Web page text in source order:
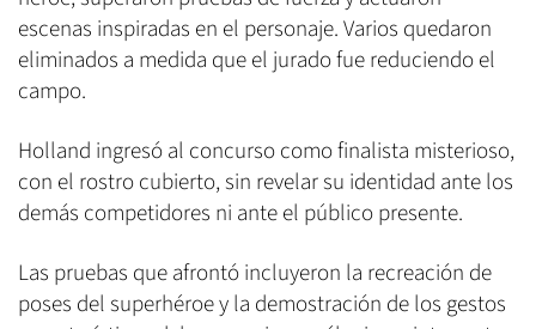
escenas inspiradas en el personaje. Varios quedaron
eliminados a medida que el jurado fue reduciendo el
campo.
Holland ingresó al concurso como finalista misterioso,
con el rostro cubierto, sin revelar su identidad ante los
demás competidores ni ante el público presente.
Las pruebas que afrontó incluyeron la recreación de
poses del superhéroe y la demostración de los gestos